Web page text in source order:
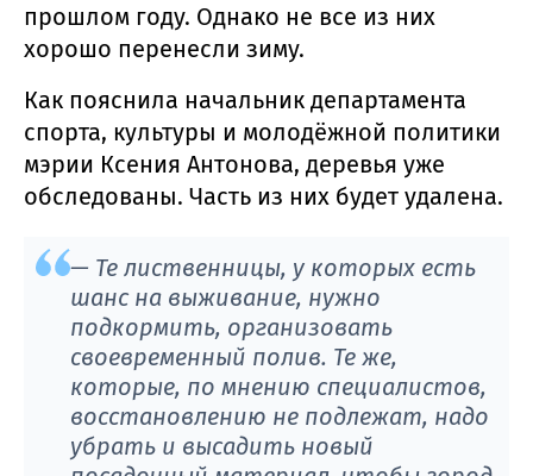
прошлом году. Однако не все из них
хорошо перенесли зиму.
Как пояснила начальник департамента
спорта, культуры и молодёжной политики
мэрии Ксения Антонова, деревья уже
обследованы. Часть из них будет удалена.
— Те лиственницы, у которых есть
шанс на выживание, нужно
подкормить, организовать
своевременный полив. Те же,
которые, по мнению специалистов,
восстановлению не подлежат, надо
убрать и высадить новый